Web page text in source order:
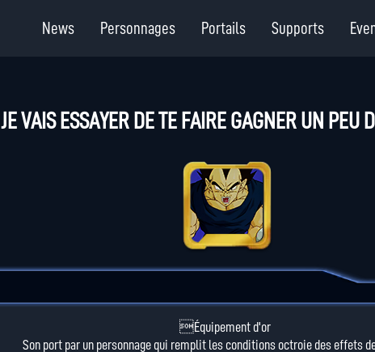
News Personnages Portails Supports
JE VAIS ESSAYER DE TE FAIRE GAGNER UN PEU
Équipement d'or
Son port par un personnage qui remplit les conditions octroie des effets